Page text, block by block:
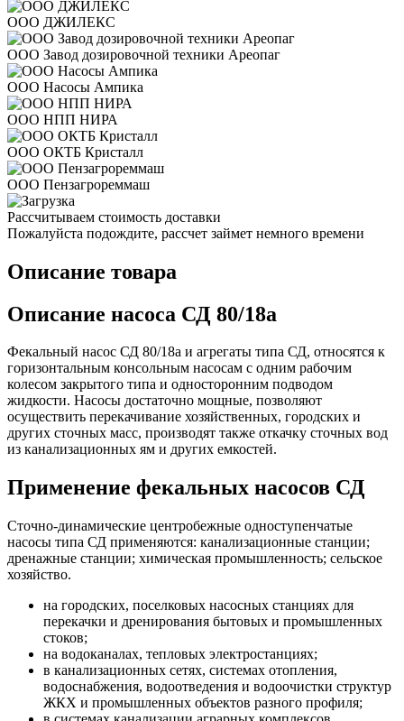
ООО ДЖИЛЕКС
ООО Завод дозировочной техники Ареопаг
ООО Насосы Ампика
ООО НПП НИРА
ООО ОКТБ Кристалл
ООО Пензагрореммаш
Рассчитываем стоимость доставки
Пожалуйста подождите, рассчет займет немного времени
Описание товара
Описание насоса СД 80/18а
Фекальный насос СД 80/18а и агрегаты типа СД, относятся к
горизонтальным консольным насосам с одним рабочим
колесом закрытого типа и односторонним подводом
жидкости. Насосы достаточно мощные, позволяют
осуществить перекачивание хозяйственных, городских и
других сточных масс, производят также откачку сточных вод
из канализационных ям и других емкостей.
Применение фекальных насосов СД
Сточно-динамические центробежные одноступенчатые
насосы типа СД применяются: канализационные станции;
дренажные станции; химическая промышленность; сельское
хозяйство.
на городских, поселковых насосных станциях для
перекачки и дренирования бытовых и промышленных
стоков;
на водоканалах, тепловых электростанциях;
в канализационных сетях, системах отопления,
водоснабжения, водоотведения и водоочистки структур
ЖКХ и промышленных объектов разного профиля;